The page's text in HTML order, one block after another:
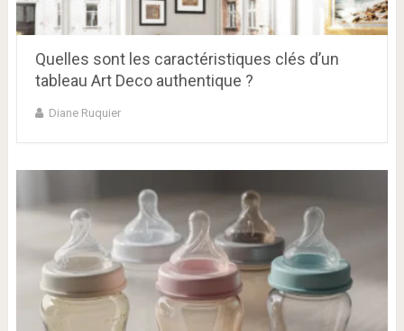
Quelles sont les caractéristiques clés d’un
tableau Art Deco authentique ?
Diane Ruquier